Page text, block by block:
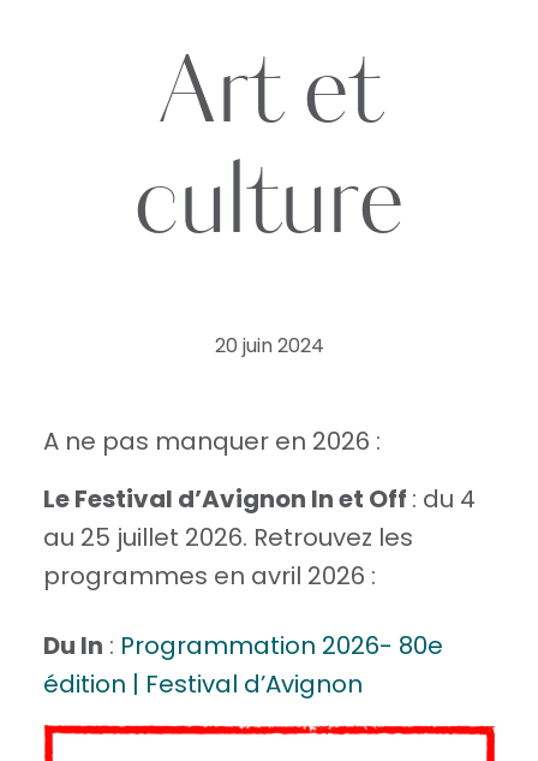
Art et
culture
20 juin 2024
A ne pas manquer en 2026 :
Le Festival d’Avignon In et Off : du 4
au 25 juillet 2026. Retrouvez les
programmes en avril 2026 :
Du In : Programmation 2026- 80e
édition | Festival d’Avignon